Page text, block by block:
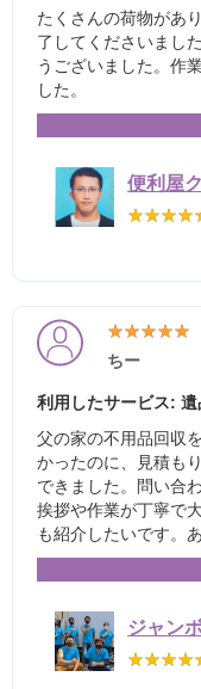
たくさんの荷物があ
了してくださいまし
うございました。作
した。
便利屋
★★★★★
★★★★★
ちー
利用したサービス: 遺
父の家の不用品回収
かったのに、見積も
できました。問い合
挨拶や作業が丁寧で
も紹介したいです。
ジャン